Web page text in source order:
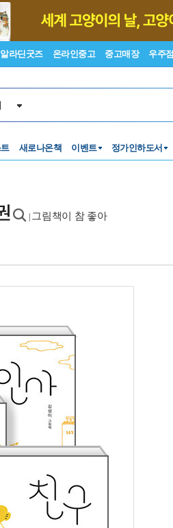
알라딘굿즈 온라인중고 중고매장 우주점
새로나온책 이벤트 정가인하도서
그림책이 참 좋아